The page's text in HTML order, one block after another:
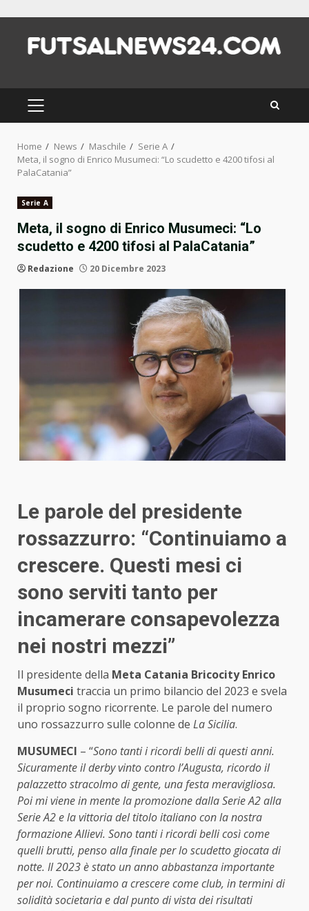
content
PRIMARY
MENU
Home News Maschile
Serie A
Meta, il sogno di Enrico Musumeci: “Lo scudetto e 4200 tifosi al
PalaCatania”
Serie A
Meta, il sogno di Enrico Musumeci: “Lo
scudetto e 4200 tifosi al PalaCatania”
Redazione 20 Dicembre 2023
Le parole del presidente
rossazzurro: “Continuiamo a
crescere. Questi mesi ci
sono serviti tanto per
incamerare consapevolezza
nei nostri mezzi”
Il presidente della Meta Catania Bricocity Enrico
Musumeci traccia un primo bilancio del 2023 e svela
il proprio sogno ricorrente. Le parole del numero
uno rossazzurro sulle colonne de La Sicilia.
MUSUMECI – “Sono tanti i ricordi belli di questi anni.
Sicuramente il derby vinto contro l’Augusta, ricordo il
palazzetto stracolmo di gente, una festa meravigliosa.
Poi mi viene in mente la promozione dalla Serie A2 alla
Serie A2 e la vittoria del titolo italiano con la nostra
formazione Allievi. Sono tanti i ricordi belli così come
quelli brutti, penso alla finale per lo scudetto giocata di
notte. Il 2023 è stato un anno abbastanza importante
per noi. Continuiamo a crescere come club, in termini di
solidità societaria e dal punto di vista dei risultati